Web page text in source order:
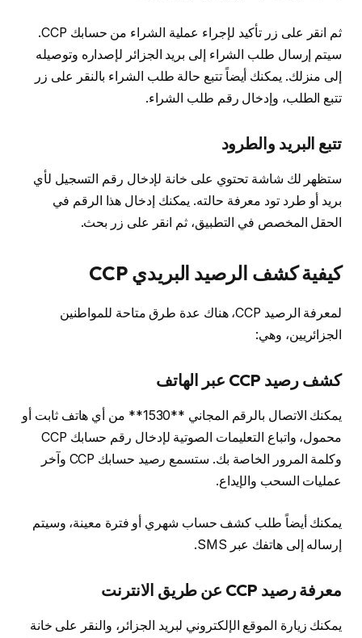
ثم انقر على زر تأكيد لإجراء عملية الشراء من حسابك CCP.
سيتم إرسال طلب الشراء إلى بريد الجزائر لإصداره وتوصيله
إلى منزلك. يمكنك أيضاً تتبع حالة طلب الشراء بالنقر على زر
تتبع الطلب، وإدخال رقم طلب الشراء.
تتبع البريد والطرود
ستظهر لك شاشة تحتوي على خانة لإدخال رقم التسجيل لأي
بريد أو طرد تود معرفة حالته. يمكنك إدخال هذا الرقم في
الحقل المخصص في التطبيق، ثم انقر على زر بحث.
كيفية كشف الرصيد البريدي CCP
لمعرفة الرصيد CCP، هناك عدة طرق متاحة للمواطنين
الجزائريين، وهي:
كشف رصيد CCP عبر الهاتف
يمكنك الاتصال بالرقم المجاني **1530** من أي هاتف ثابت أو
محمول، واتباع التعليمات الصوتية لإدخال رقم حسابك CCP
وكلمة المرور الخاصة بك. ستسمع رصيد حسابك CCP وآخر
عمليات السحب والإيداع.
يمكنك أيضاً طلب كشف حساب شهري أو فترة معينة، وسيتم
إرساله إلى هاتفك عبر SMS.
معرفة رصيد CCP عن طريق الانترنت
يمكنك زيارة الموقع الإلكتروني لبريد الجزائر، والنقر على خانة